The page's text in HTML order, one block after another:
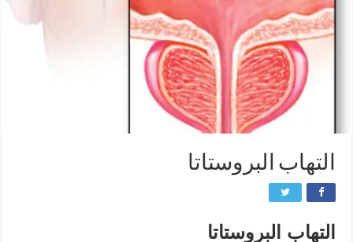
التهاب البروستاتا
التهاب البروستاتا